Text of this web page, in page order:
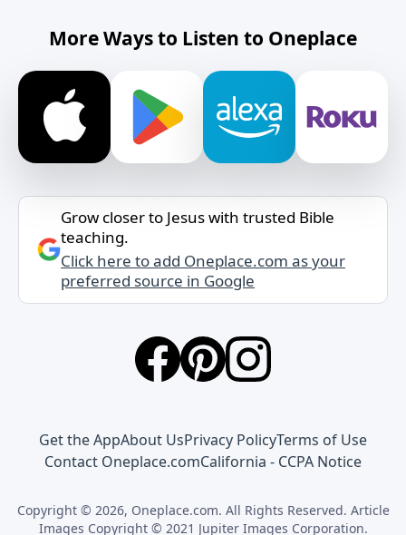
More Ways to Listen to Oneplace
Grow closer to Jesus with trusted Bible
teaching.
Click here to add Oneplace.com as your
preferred source in Google
Get the AppAbout UsPrivacy PolicyTerms of Use
Contact Oneplace.comCalifornia - CCPA Notice
Copyright © 2026, Oneplace.com. All Rights Reserved. Article
Images Copyright © 2021 Jupiter Images Corporation.